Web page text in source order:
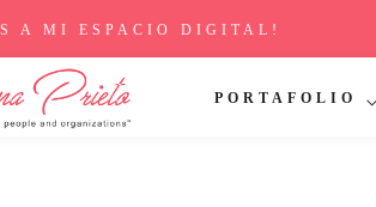
A MI ESPACIO DIGITAL!
PORTAFOLIO